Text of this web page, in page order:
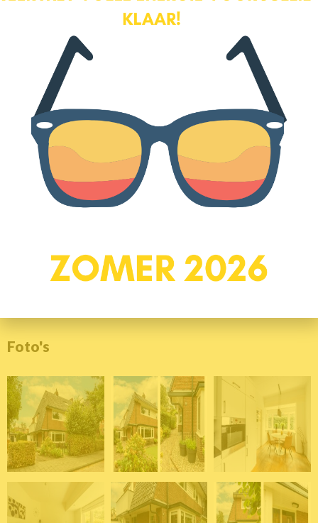
aangelegd met beplanting in de borders. Hier kun je nog een zitje
creëren waardoor je altijd in de zon kunt zitten. De voortuin vormt
een mooie, groene barrière tussen straat en huis.
Wat maakt Fahrenheitstraat 22 ‘je nieuwe thuis’:
– Karakteristieke woning in het Leusderkwartier
– Strakke wand- en vloerafwerking
– Gelegen in een van de mooiste straatjes van Amersfoort
– Gezellige woonkeuken
– Mooie jaren 30 details
– Grote kelder
– Moderne badkamer
– Mogelijkheid tot 4 slaapkamers
aankoopmakelaar komt op voor uw belang en bespaart u tijd, geld
en zorgen!
Foto's